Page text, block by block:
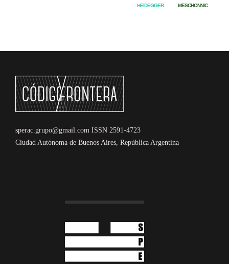
HEIDEGGER MESCHONNIC
sperac.grupo@gmail.com ISSN 2591-4723
Ciudad Autónoma de Buenos Aires, República Argentina